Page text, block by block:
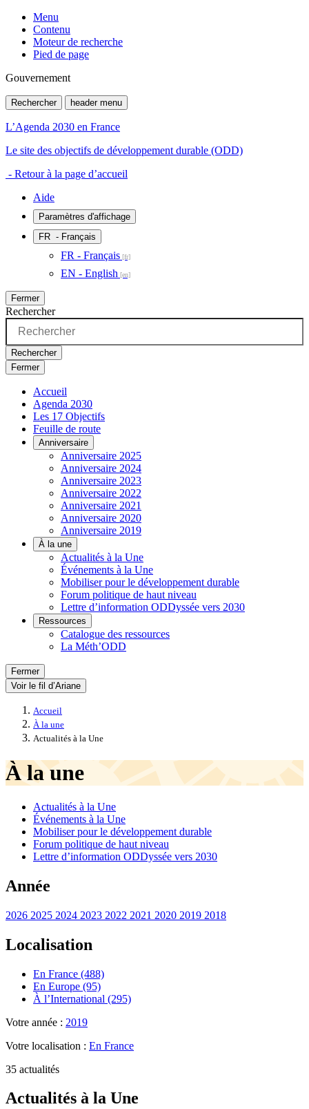
Menu
Contenu
Moteur de recherche
Pied de page
Gouvernement
Rechercher header menu
L’Agenda 2030 en France
Le site des objectifs de développement durable (ODD)
- Retour à la page d’accueil
Aide
Paramètres d'affichage
FR - Français
FR - Français
EN - English
Fermer
Rechercher
Rechercher
Fermer
Accueil
Agenda 2030
Les 17 Objectifs
Feuille de route
Anniversaire
Anniversaire 2025
Anniversaire 2024
Anniversaire 2023
Anniversaire 2022
Anniversaire 2021
Anniversaire 2020
Anniversaire 2019
À la une
Actualités à la Une
Événements à la Une
Mobiliser pour le développement durable
Forum politique de haut niveau
Lettre d’information ODDyssée vers 2030
Ressources
Catalogue des ressources
La Méth’ODD
Fermer
Voir le fil d’Ariane
Accueil
À la une
Actualités à la Une
À la une
Actualités à la Une
Événements à la Une
Mobiliser pour le développement durable
Forum politique de haut niveau
Lettre d’information ODDyssée vers 2030
Année
2026 2025 2024 2023 2022 2021 2020 2019 2018
Localisation
En France (488)
En Europe (95)
À l’International (295)
Votre année : 2019
Votre localisation : En France
35 actualités
Actualités à la Une